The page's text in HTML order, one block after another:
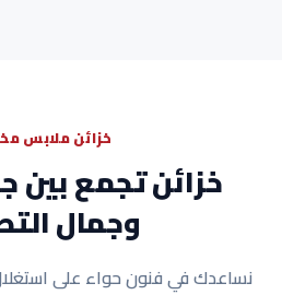
خزائن ملابس
خزائن تجمع
وجمال
نساعدك في فنون حواء على